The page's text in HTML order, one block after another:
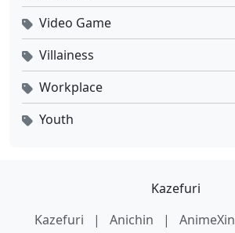
Video Game
Villainess
Workplace
Youth
Kazefuri
Kazefuri
| Anichin | AnimeXin